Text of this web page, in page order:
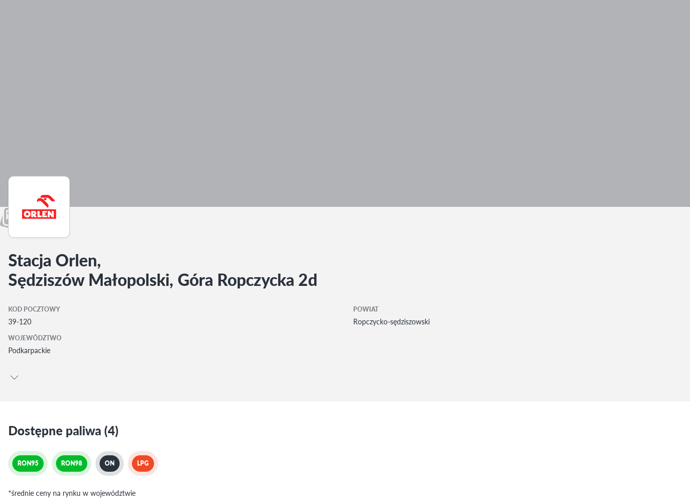
Stacja Orlen,
Sędziszów Małopolski, Góra Ropczycka 2d
KOD POCZTOWY
39-120
POWIAT
Ropczycko-sędziszowski
WOJEWÓDZTWO
Podkarpackie
Dostępne paliwa (4)
RON95 RON98 ON LPG
*średnie ceny na rynku w województwie